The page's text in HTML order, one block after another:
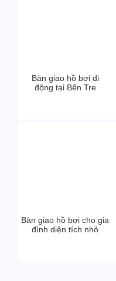
Bàn giao hồ bơi di
động tại Bến Tre
Bàn giao hồ bơi cho gia
đình diện tích nhỏ